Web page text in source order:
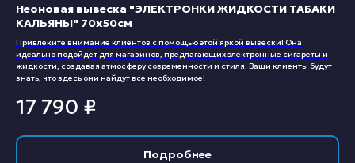
Неоновая вывеска "ЭЛЕКТРОНКИ ЖИДКОСТИ ТАБАКИ
КАЛЬЯНЫ" 70х50см
Привлеките внимание клиентов с помощью этой яркой вывески! Она
идеально подойдет для магазинов, предлагающих электронные сигареты и
жидкости, создавая атмосферу современности и стиля. Ваши клиенты будут
знать, что здесь они найдут все необходимое!
17 790 ₽
Подробнее